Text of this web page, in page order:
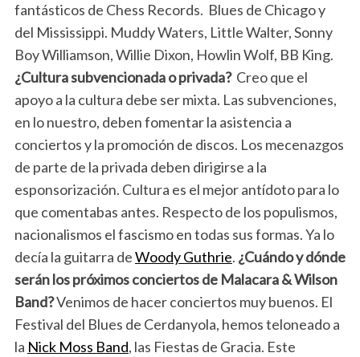
fantásticos de Chess Records. Blues de Chicago y
del Mississippi. Muddy Waters, Little Walter, Sonny
Boy Williamson, Willie Dixon, Howlin Wolf, BB King.
¿Cultura subvencionada o privada? Creo que el
apoyo a la cultura debe ser mixta. Las subvenciones,
en lo nuestro, deben fomentar la asistencia a
conciertos y la promoción de discos. Los mecenazgos
de parte de la privada deben dirigirse a la
esponsorización. Cultura es el mejor antídoto para lo
que comentabas antes. Respecto de los populismos,
nacionalismos el fascismo en todas sus formas. Ya lo
decía la guitarra deWoody Guthrie. ¿Cuándo y dónde
serán los próximos conciertos de Malacara & Wilson
Band?Venimos de hacer conciertos muy buenos. El
Festival del Blues de Cerdanyola, hemos teloneado a
la Nick Moss Band, las Fiestas de Gracia. Este